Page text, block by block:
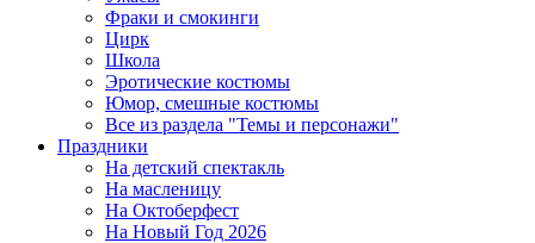
Фраки и смокинги
Цирк
Школа
Эротические костюмы
Юмор, смешные костюмы
Все из раздела "Темы и персонажи"
Праздники
На детский спектакль
На масленицу
На Октоберфест
На Новый Год 2026